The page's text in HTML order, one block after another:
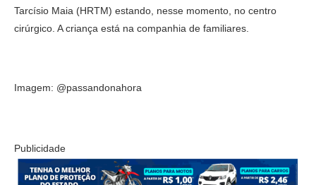
Tarcísio Maia (HRTM) estando, nesse momento, no centro
cirúrgico. A criança está na companhia de familiares.
Imagem: @passandonahora
Publicidade